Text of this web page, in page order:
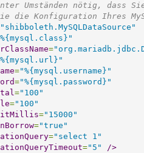
ist unter Umständen nötig,
wie die Konfiguration Ihres
"shibboleth.MySQLDataSource"
=
="%{mysql.username}"
="%{mysql.password}"
="100"
="100"
="15000"
="true"
="select 1"
="5" />